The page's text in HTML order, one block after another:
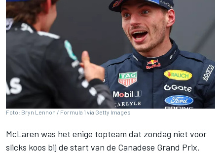
Foto: Bryn Lennon / Formula 1 via Getty Images
McLaren was het enige topteam dat zondag niet voor
slicks koos bij de start van de Canadese Grand Prix.